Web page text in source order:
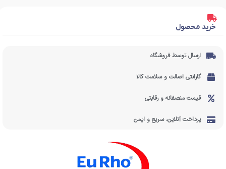
خرید محصول
ارسال توسط فروشگاه
گارانتی اصالت و سلامت کالا
قیمت منصفانه و رقابتی
پرداخت آنلاین، سریع و ایمن